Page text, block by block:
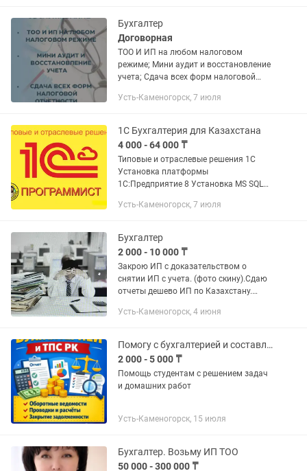
Бухгалтер
Договорная
ТОО И ИП на любом налоговом
режиме; Мини аудит и восстановление
учета; Сдача всех форм налоговой
ИП, ТОО
Усть-Каменогорск, 7 июля
1С Бухгалтерия для Казахстана
4 000 - 64 000 ₸
Типовые и отраслевые решения 1С
Установка платформы
1С:Предприятие 8 Установка MS SQL
всех типовых конфигураций 1С
Настройка...
Усть-Каменогорск, 7 июля
Бухгалтер
2 000 - 10 000 ₸
Закрою ИП с доказательством о
снятии ИП с учета. (фото скину).Сдаю
отчеты дешево ИП по Казахстану.
разных ситуациях. Закрытие ИП от
Усть-Каменогорск, 4 июня
Помогу с бухгалтерией и составлением таблиц по ТПС
2 000 - 5 000 ₸
Помощь студентам с решением задач
и домашних работ
Усть-Каменогорск, 15 июля
Бухгалтер. Возьму ИП ТОО
50 000 - 300 000 ₸